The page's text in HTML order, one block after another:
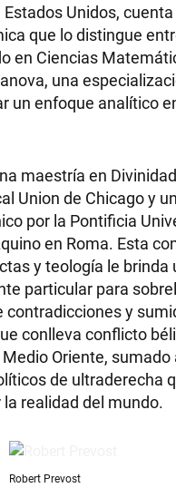
Unidos,
que lo distingue
en Ciencias
una
un enfoque analítico
maestría en
Union de Chicago y
por la Pontificia
en Roma. Esta
y teología le brinda
particular para
contradicciones y
conlleva conflicto
Oriente, sumado
de ultraderecha
realidad del mundo.
Robert Prevost